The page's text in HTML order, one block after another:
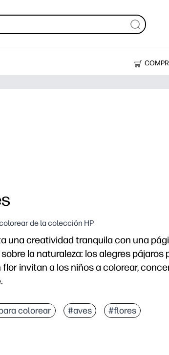
de la colección HP
una creatividad tranquila con una
la naturaleza: los alegres pájaros
flor invitan a los niños a colorear,
de imprimir y usar: no tienes que
colorear #aves #flores